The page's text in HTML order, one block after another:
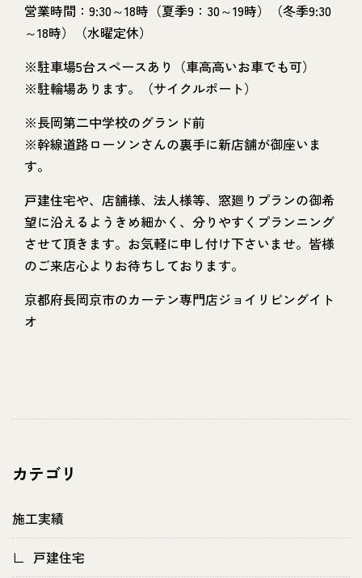
カテゴリ
施工実績
戸建住宅
営業時間：9:30～18時（夏季9：30～19時）（冬季9:30
～18時）（水曜定休）
※駐車場5台スペースあり（車高高いお車でも可）
※駐輪場あります。（サイクルポート）
※長岡第二中学校のグランド前
※幹線道路ローソンさんの裏手に新店舗が御座いま
す。
戸建住宅や、店舗様、法人様等、窓廻りプランの御希
望に沿えるようきめ細かく、分りやすくプランニング
させて頂きます。お気軽に申し付け下さいませ。皆様
のご来店心よりお待ちしております。
京都府長岡京市のカーテン専門店ジョイリビングイト
オ